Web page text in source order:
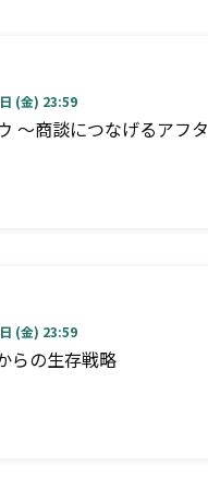
(金) 23:59
～商談につなげるアフタ
(金) 23:59
らの生存戦略